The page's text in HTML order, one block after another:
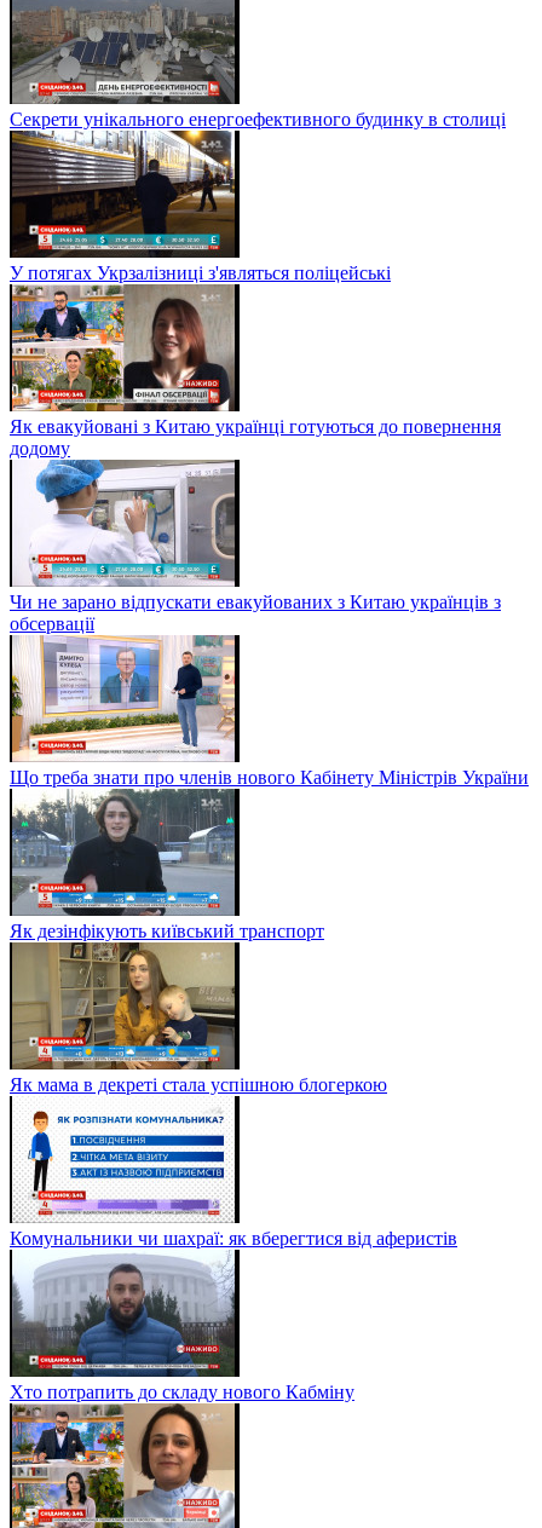
Секрети унікального енергоефективного будинку в столиці
У потягах Укрзалізниці з'являться поліцейські
Як евакуйовані з Китаю українці готуються до повернення
додому
Чи не зарано відпускати евакуйованих з Китаю українців з
обсервації
Що треба знати про членів нового Кабінету Міністрів України
Як дезінфікують київський транспорт
Як мама в декреті стала успішною блогеркою
Комунальники чи шахраї: як вберегтися від аферистів
Хто потрапить до складу нового Кабміну